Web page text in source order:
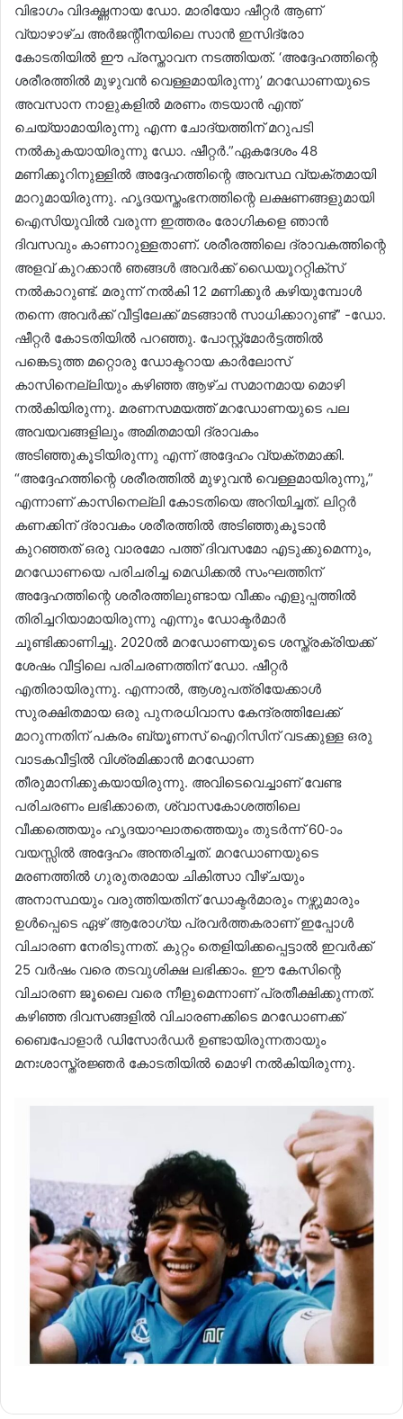
വിഭാഗം വിദഗ്ദ്ധനായ ഡോ. മാരിയോ ഷീറ്റർ ആണ്
വ്യാഴാഴ്ച അർജന്റീനയിലെ സാൻ ഇസിദ്രോ
കോടതിയിൽ ഈ പ്രസ്താവന നടത്തിയത്. ‘അദ്ദേഹത്തിന്റെ
ശരീരത്തിൽ മുഴുവൻ വെള്ളമായിരുന്നു’ മറഡോണയുടെ
അവസാന നാളുകളിൽ മരണം തടയാൻ എന്ത്
ചെയ്യാമായിരുന്നു എന്ന ചോദ്യത്തിന് മറുപടി
നൽകുകയായിരുന്നു ഡോ. ഷീറ്റർ.”ഏകദേശം 48
മണിക്കൂറിനുള്ളിൽ അദ്ദേഹത്തിന്റെ അവസ്ഥ വ്യക്തമായി
മാറുമായിരുന്നു. ഹൃദയസ്തംഭനത്തിന്റെ ലക്ഷണങ്ങളുമായി
ഐസിയുവിൽ വരുന്ന ഇത്തരം രോഗികളെ ഞാൻ
ദിവസവും കാണാറുള്ളതാണ്. ശരീരത്തിലെ ദ്രാവകത്തിന്റെ
അളവ് കുറക്കാൻ ഞങ്ങൾ അവർക്ക് ഡൈയൂററ്റിക്സ്
നൽകാറുണ്ട്. മരുന്ന് നൽകി 12 മണിക്കൂർ കഴിയുമ്പോൾ
തന്നെ അവർക്ക് വീട്ടിലേക്ക് മടങ്ങാൻ സാധിക്കാറുണ്ട്” -ഡോ.
ഷീറ്റർ കോടതിയിൽ പറഞ്ഞു. പോസ്റ്റ്‌മോർട്ടത്തിൽ
പങ്കെടുത്ത മറ്റൊരു ഡോക്ടറായ കാർലോസ്
കാസിനെല്ലിയും കഴിഞ്ഞ ആഴ്ച സമാനമായ മൊഴി
നൽകിയിരുന്നു. മരണസമയത്ത് മറഡോണയുടെ പല
അവയവങ്ങളിലും അമിതമായി ദ്രാവകം
അടിഞ്ഞുകൂടിയിരുന്നു എന്ന് അദ്ദേഹം വ്യക്തമാക്കി.
“അദ്ദേഹത്തിന്റെ ശരീരത്തിൽ മുഴുവൻ വെള്ളമായിരുന്നു,”
എന്നാണ് കാസിനെല്ലി കോടതിയെ അറിയിച്ചത്. ലിറ്റർ
കണക്കിന് ദ്രാവകം ശരീരത്തിൽ അടിഞ്ഞുകൂടാൻ
കുറഞ്ഞത് ഒരു വാരമോ പത്ത് ദിവസമോ എടുക്കുമെന്നും,
മറഡോണയെ പരിചരിച്ച മെഡിക്കൽ സംഘത്തിന്
അദ്ദേഹത്തിന്റെ ശരീരത്തിലുണ്ടായ വീക്കം എളുപ്പത്തിൽ
തിരിച്ചറിയാമായിരുന്നു എന്നും ഡോക്ടർമാർ
ചൂണ്ടിക്കാണിച്ചു. 2020ൽ മറഡോണയുടെ ശസ്ത്രക്രിയക്ക്
ശേഷം വീട്ടിലെ പരിചരണത്തിന് ഡോ. ഷീറ്റർ
എതിരായിരുന്നു. എന്നാൽ, ആശുപത്രിയേക്കാൾ
സുരക്ഷിതമായ ഒരു പുനരധിവാസ കേന്ദ്രത്തിലേക്ക്
മാറുന്നതിന് പകരം ബ്യൂണസ് ഐറിസിന് വടക്കുള്ള ഒരു
വാടകവീട്ടിൽ വിശ്രമിക്കാൻ മറഡോണ
തീരുമാനിക്കുകയായിരുന്നു. അവിടെവെച്ചാണ് വേണ്ട
പരിചരണം ലഭിക്കാതെ, ശ്വാസകോശത്തിലെ
വീക്കത്തെയും ഹൃദയാഘാതത്തെയും തുടർന്ന് 60-ാം
വയസ്സിൽ അദ്ദേഹം അന്തരിച്ചത്. മറഡോണയുടെ
മരണത്തിൽ ഗുരുതരമായ ചികിത്സാ വീഴ്ചയും
അനാസ്ഥയും വരുത്തിയതിന് ഡോക്ടർമാരും നഴ്സുമാരും
ഉൾപ്പെടെ ഏഴ് ആരോഗ്യ പ്രവർത്തകരാണ് ഇപ്പോൾ
വിചാരണ നേരിടുന്നത്. കുറ്റം തെളിയിക്കപ്പെട്ടാൽ ഇവർക്ക്
25 വർഷം വരെ തടവുശിക്ഷ ലഭിക്കാം. ഈ കേസിന്റെ
വിചാരണ ജൂലൈ വരെ നീളുമെന്നാണ് പ്രതീക്ഷിക്കുന്നത്.
കഴിഞ്ഞ ദിവസങ്ങളിൽ വിചാരണക്കിടെ മറഡോണക്ക്
ബൈപോളാർ ഡിസോർഡർ ഉണ്ടായിരുന്നതായും
മനഃശാസ്ത്രജ്ഞർ കോടതിയിൽ മൊഴി നൽകിയിരുന്നു.